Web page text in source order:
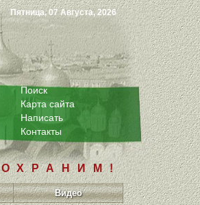
Пятница, 07 Августа, 2026
Поиск
Карта сайта
Написать
Контакты
Видео